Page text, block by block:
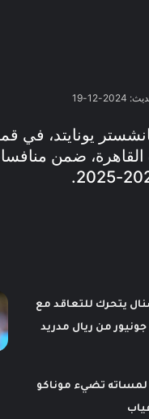
12-19
يونايتد، في
ضمن
يتحرك للتعاقد مع
من ريال مدريد
لمساته تضيء موناكو